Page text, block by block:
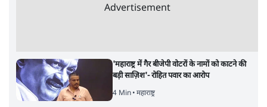
Advertisement
'महाराष्ट्र में गैर बीजेपी वोटरों के नामों को काटने की
बड़ी साज़िश'- रोहित पवार का आरोप
4 Min• महाराष्ट्र